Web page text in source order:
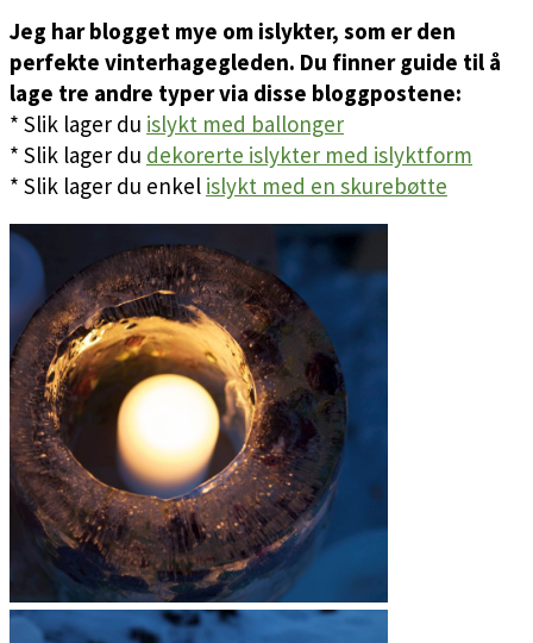
Jeg har blogget mye om islykter, som er den
perfekte vinterhagegleden. Du finner guide til å
lage tre andre typer via disse bloggpostene:
* Slik lager du islykt med ballonger
* Slik lager du dekorerte islykter med islyktform
* Slik lager du enkel islykt med en skurebøtte